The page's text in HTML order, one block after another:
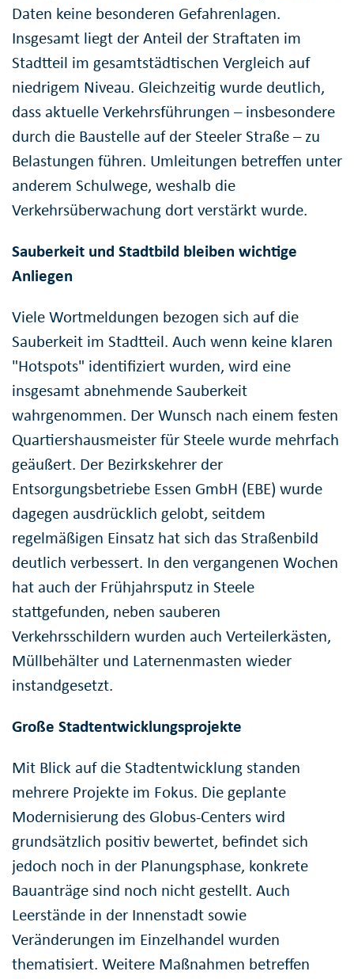
Daten keine besonderen Gefahrenlagen.
Insgesamt liegt der Anteil der Straftaten im
Stadtteil im gesamtstädtischen Vergleich auf
niedrigem Niveau. Gleichzeitig wurde deutlich,
dass aktuelle Verkehrsführungen – insbesondere
durch die Baustelle auf der Steeler Straße – zu
Belastungen führen. Umleitungen betreffen unter
anderem Schulwege, weshalb die
Verkehrsüberwachung dort verstärkt wurde.
Sauberkeit und Stadtbild bleiben wichtige
Anliegen
Viele Wortmeldungen bezogen sich auf die
Sauberkeit im Stadtteil. Auch wenn keine klaren
"Hotspots" identifiziert wurden, wird eine
insgesamt abnehmende Sauberkeit
wahrgenommen. Der Wunsch nach einem festen
Quartiershausmeister für Steele wurde mehrfach
geäußert. Der Bezirkskehrer der
Entsorgungsbetriebe Essen GmbH (EBE) wurde
dagegen ausdrücklich gelobt, seitdem
regelmäßigen Einsatz hat sich das Straßenbild
deutlich verbessert. In den vergangenen Wochen
hat auch der Frühjahrsputz in Steele
stattgefunden, neben sauberen
Verkehrsschildern wurden auch Verteilerkästen,
Müllbehälter und Laternenmasten wieder
instandgesetzt.
Große Stadtentwicklungsprojekte
Mit Blick auf die Stadtentwicklung standen
mehrere Projekte im Fokus. Die geplante
Modernisierung des Globus-Centers wird
grundsätzlich positiv bewertet, befindet sich
jedoch noch in der Planungsphase, konkrete
Bauanträge sind noch nicht gestellt. Auch
Leerstände in der Innenstadt sowie
Veränderungen im Einzelhandel wurden
thematisiert. Weitere Maßnahmen betreffen